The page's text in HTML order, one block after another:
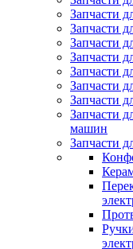
Запчасти
Запчасти
Запчасти
Запчасти
Запчасти
Запчасти
Запчасти
Запчасти
машин
Запчасти